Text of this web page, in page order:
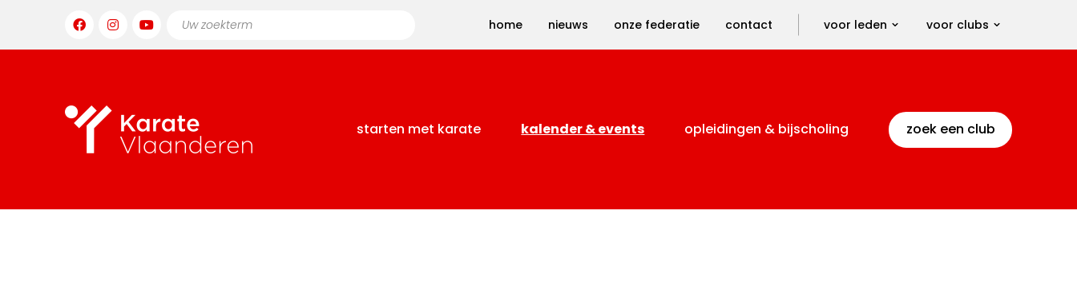
home nieuws onze federatie contact voor leden voor clubs
starten met karate kalender & events opleidingen & bijscholing zoek een club